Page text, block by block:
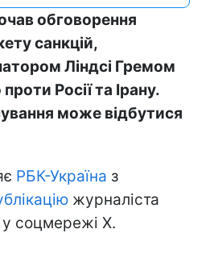
обговорення
санкцій,
Ліндсі Гремом
Росії та Ірану.
може відбутися
РБК-Україна з
журналіста
соцмережі X.